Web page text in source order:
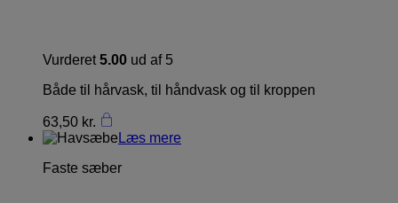
Vurderet5.00 ud af 5
Både til hårvask, til håndvask og til kroppen
63,50 kr.
Læs mere
Faste sæber